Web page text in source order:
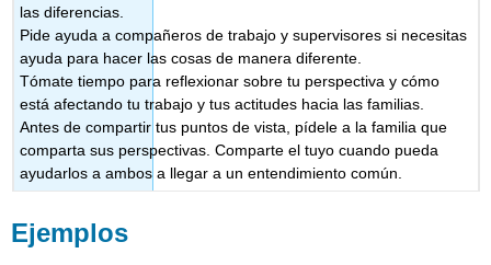
las diferencias.
Pide ayuda a compañeros de trabajo y supervisores si necesitas
ayuda para hacer las cosas de manera diferente.
Tómate tiempo para reflexionar sobre tu perspectiva y cómo
está afectando tu trabajo y tus actitudes hacia las familias.
Antes de compartir tus puntos de vista, pídele a la familia que
comparta sus perspectivas. Comparte el tuyo cuando pueda
ayudarlos a ambos a llegar a un entendimiento común.
Ejemplos